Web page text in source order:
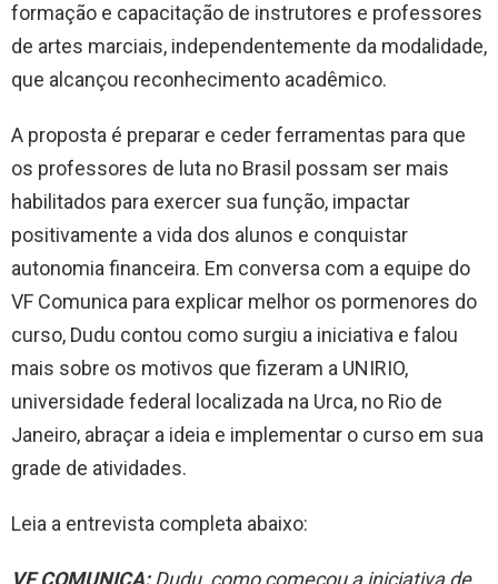
formação e capacitação de instrutores e professores
de artes marciais, independentemente da modalidade,
que alcançou reconhecimento acadêmico.
A proposta é preparar e ceder ferramentas para que
os professores de luta no Brasil possam ser mais
habilitados para exercer sua função, impactar
positivamente a vida dos alunos e conquistar
autonomia financeira. Em conversa com a equipe do
VF Comunica para explicar melhor os pormenores do
curso, Dudu contou como surgiu a iniciativa e falou
mais sobre os motivos que fizeram a UNIRIO,
universidade federal localizada na Urca, no Rio de
Janeiro, abraçar a ideia e implementar o curso em sua
grade de atividades.
Leia a entrevista completa abaixo:
VF COMUNICA:Dudu, como começou a iniciativa de